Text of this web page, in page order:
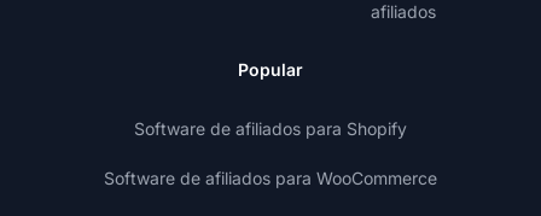
afiliados
Popular
Software de afiliados para Shopify
Software de afiliados para WooCommerce